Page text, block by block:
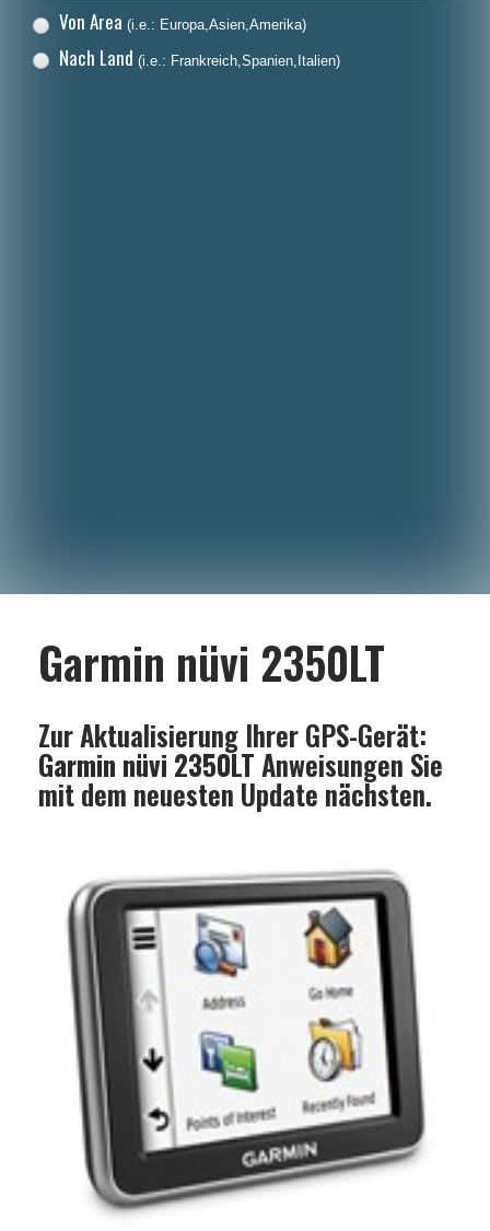
Dansk
Von Area (i.e.: Europa,Asien,Amerika)
Nach Land (i.e.: Frankreich,Spanien,Italien)
Garmin nüvi 2350LT
Zur Aktualisierung Ihrer GPS-Gerät:
Garmin nüvi 2350LTAnweisungen Sie
mit dem neuesten Update nächsten.